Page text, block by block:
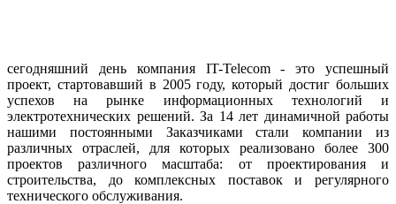
сегодняшний день компания IT-Telecom - это успешный
проект, стартовавший в 2005 году, который достиг больших
успехов на рынке информационных технологий и
электротехнических решений. За 14 лет динамичной работы
нашими постоянными Заказчиками стали компании из
различных отраслей, для которых реализовано более 300
проектов различного масштаба: от проектирования и
строительства, до комплексных поставок и регулярного
технического обслуживания.